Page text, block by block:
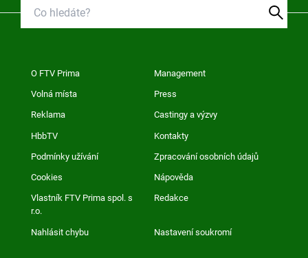
O FTV Prima Management
Volná místa Press
Reklama Castingy a výzvy
HbbTV Kontakty
Podmínky užívání Zpracování osobních údajů
Cookies Nápověda
Vlastník FTV Prima spol. s
r.o.
Redakce
Nahlásit chybu Nastavení soukromí